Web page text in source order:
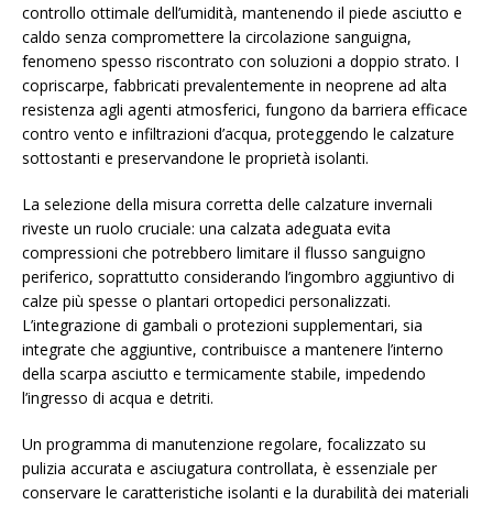
controllo ottimale dell’umidità, mantenendo il piede asciutto e
caldo senza compromettere la circolazione sanguigna,
fenomeno spesso riscontrato con soluzioni a doppio strato. I
copriscarpe, fabbricati prevalentemente in neoprene ad alta
resistenza agli agenti atmosferici, fungono da barriera efficace
contro vento e infiltrazioni d’acqua, proteggendo le calzature
sottostanti e preservandone le proprietà isolanti.
La selezione della misura corretta delle calzature invernali
riveste un ruolo cruciale: una calzata adeguata evita
compressioni che potrebbero limitare il flusso sanguigno
periferico, soprattutto considerando l’ingombro aggiuntivo di
calze più spesse o plantari ortopedici personalizzati.
L’integrazione di gambali o protezioni supplementari, sia
integrate che aggiuntive, contribuisce a mantenere l’interno
della scarpa asciutto e termicamente stabile, impedendo
l’ingresso di acqua e detriti.
Un programma di manutenzione regolare, focalizzato su
pulizia accurata e asciugatura controllata, è essenziale per
conservare le caratteristiche isolanti e la durabilità dei materiali